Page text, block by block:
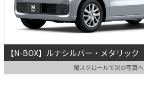
【N-BOX】ルナシルバー・メタリック
縦スクロールで次の写真へ